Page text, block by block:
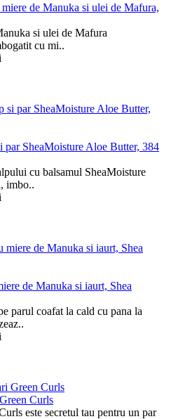
de Manuka si ulei de Mafura,
si ulei de Mafura
cu mi..
par SheaMoisture Aloe Butter, 384
cu balsamul SheaMoisture
imbo..
de Manuka si iaurt, Shea
parul coafat la cald cu pana la
Curls
este secretul tau pentru un par